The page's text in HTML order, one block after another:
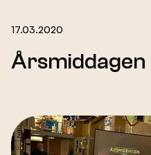
Om oss
Nyheter
17.03.2020